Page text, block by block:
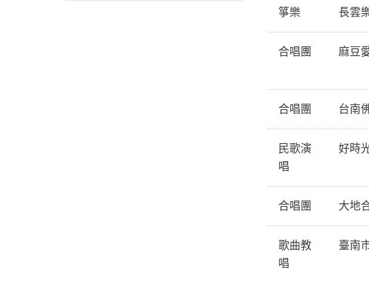
箏樂 長雲
合唱團 麻豆
合唱團 台南
民歌演
唱
好時
合唱團 大地
歌曲教
唱
臺南